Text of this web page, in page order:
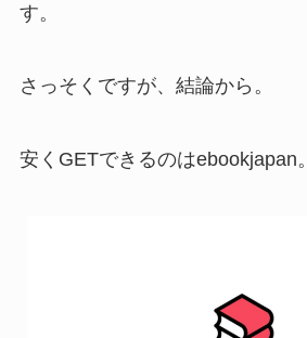
す。
さっそくですが、結論から。
安くGETできるのはebookjapan。